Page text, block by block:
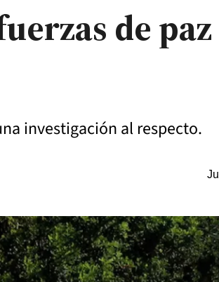
de paz
investigación al respecto.